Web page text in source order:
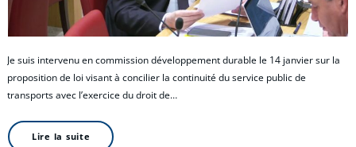
Je suis intervenu en commission développement durable le 14 janvier sur la
proposition de loi visant à concilier la continuité du service public de
transports avec l’exercice du droit de…
Lire la suite